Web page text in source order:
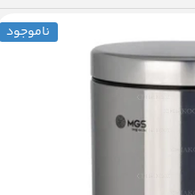
ناموجود